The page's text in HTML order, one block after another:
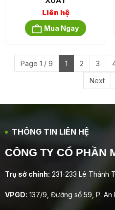
Liên hệ
Mua Ngay
Page 1 / 9 1 2 3
Next
THÔNG TIN LIÊN HỆ
CÔNG TY CỔ PHẦN
Trụ sở chính: 231-233 Lê Thánh
VPGD: 137/9, Đường số 59, P. An